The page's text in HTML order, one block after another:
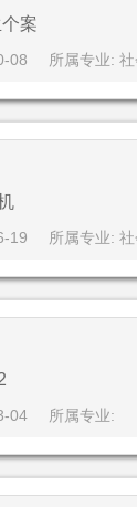
案
08 所属专业:
19 所属专业:
04 所属专业: